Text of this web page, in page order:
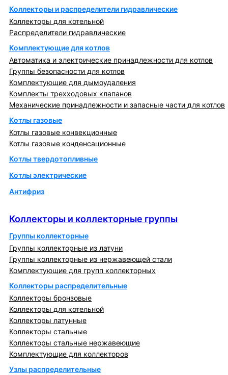
Коллекторы и распределители гидравлические
Коллекторы для котельной
Распределители гидравлические
Комплектующие для котлов
Автоматика и электрические принадлежности для котлов
Группы безопасности для котлов
Комплектующие для дымоудаления
Комплекты трехходовых клапанов
Механические принадлежности и запасные части для котлов
Котлы газовые
Котлы газовые конвекционные
Котлы газовые конденсационные
Котлы твердотопливные
Котлы электрические
Антифриз
Коллекторы и коллекторные группы
Группы коллекторные
Группы коллекторные из латуни
Группы коллекторные из нержавеющей стали
Комплектующие для групп коллекторных
Коллекторы распределительные
Коллекторы бронзовые
Коллекторы для котельной
Коллекторы латунные
Коллекторы стальные
Коллекторы стальные нержавеющие
Комплектующие для коллекторов
Узлы распределительные